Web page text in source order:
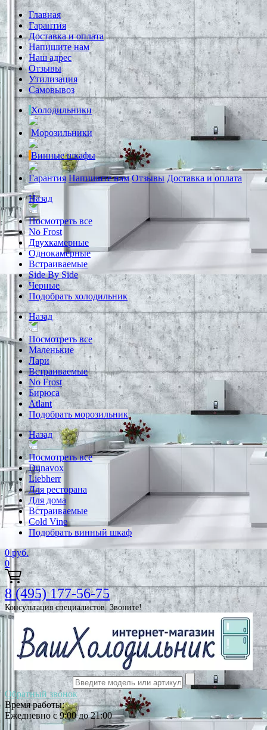
Главная
Гарантия
Доставка и оплата
Напишите нам
Наш адрес
Отзывы
Утилизация
Самовывоз
Холодильники
Морозильники
Винные шкафы
Гарантия Напишите нам Отзывы Доставка и оплата
Назад
Посмотреть все
No Frost
Двухкамерные
Однокамерные
Встраиваемые
Side By Side
Черные
Подобрать холодильник
Назад
Посмотреть все
Маленькие
Лари
Встраиваемые
No Frost
Бирюса
Atlant
Подобрать морозильник
Назад
Посмотреть все
Dunavox
Liebherr
Для ресторана
Для дома
Встраиваемые
Cold Vine
Подобрать винный шкаф
0 руб.
0
8 (495) 177-56-75
Консультация специалистов. Звоните!
Обратный звонок
Время работы:
Ежедневно с 9:00 до 21:00